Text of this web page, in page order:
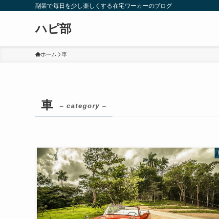
副業で毎日を少し楽しくする在宅ワーカーのブログ
ハピ部
ホーム 車
車 – category –